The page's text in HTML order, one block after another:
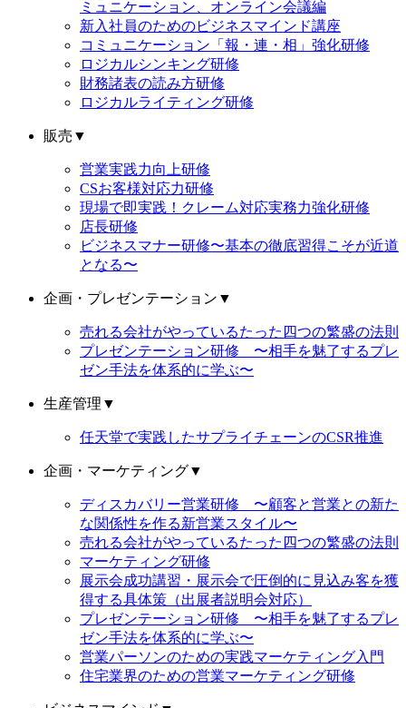
ミュニケーション、オンライン会議編
新入社員のためのビジネスマインド講座
コミュニケーション「報・連・相」強化研修
ロジカルシンキング研修
財務諸表の読み方研修
ロジカルライティング研修
販売 ▼
営業実践力向上研修
CSお客様対応力研修
現場で即実践！クレーム対応実務力強化研修
店長研修
ビジネスマナー研修〜基本の徹底習得こそが近道
となる〜
企画・プレゼンテーション ▼
売れる会社がやっているたった四つの繁盛の法則
プレゼンテーション研修 〜相手を魅了するプレ
ゼン手法を体系的に学ぶ〜
生産管理 ▼
任天堂で実践したサプライチェーンのCSR推進
企画・マーケティング▼
ディスカバリー営業研修 〜顧客と営業との新た
な関係性を作る新営業スタイル〜
売れる会社がやっているたった四つの繁盛の法則
マーケティング研修
展示会成功講習・展示会で圧倒的に見込み客を獲
得する具体策（出展者説明会対応）
プレゼンテーション研修 〜相手を魅了するプレ
ゼン手法を体系的に学ぶ〜
営業パーソンのための実践マーケティング入門
住宅業界のための営業マーケティング研修